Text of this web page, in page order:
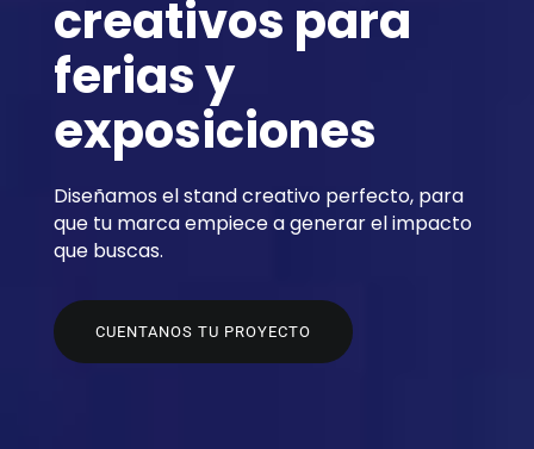
creativos para
ferias y
exposiciones
Diseñamos el stand creativo perfecto, para
que tu marca empiece a generar el impacto
que buscas.
CUENTANOS TU PROYECTO